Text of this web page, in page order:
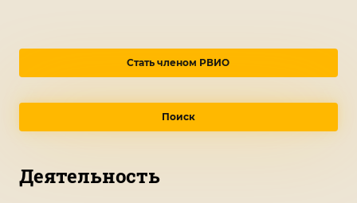
Стать членом РВИО
Поиск
Деятельность